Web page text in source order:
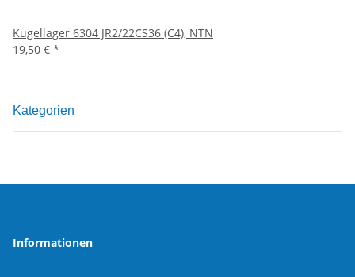
Kugellager 6304 JR2/22CS36 (C4), NTN
19,50 € *
Kategorien
Informationen